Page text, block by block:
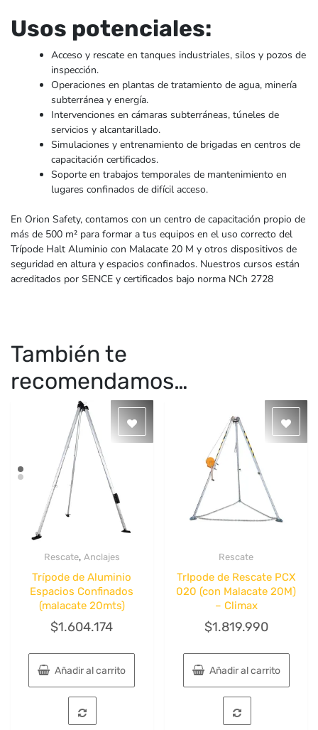
Usos potenciales:
Acceso y rescate en tanques industriales, silos y pozos de
inspección.
Operaciones en plantas de tratamiento de agua, minería
subterránea y energía.
Intervenciones en cámaras subterráneas, túneles de
servicios y alcantarillado.
Simulaciones y entrenamiento de brigadas en centros de
capacitación certificados.
Soporte en trabajos temporales de mantenimiento en
lugares confinados de difícil acceso.
En Orion Safety, contamos con un centro de capacitación propio de
más de 500 m² para formar a tus equipos en el uso correcto del
Trípode Halt Aluminio con Malacate 20 M y otros dispositivos de
seguridad en altura y espacios confinados. Nuestros cursos están
acreditados por SENCE y certificados bajo norma NCh 2728
También te
recomendamos…
Rescate, Anclajes
Trípode de Aluminio
Espacios Confinados
(malacate 20mts)
$1.604.174
Añadir al carrito
Rescate
TrIpode de Rescate PCX
020 (con Malacate 20M)
– Climax
$1.819.990
Añadir al carrito